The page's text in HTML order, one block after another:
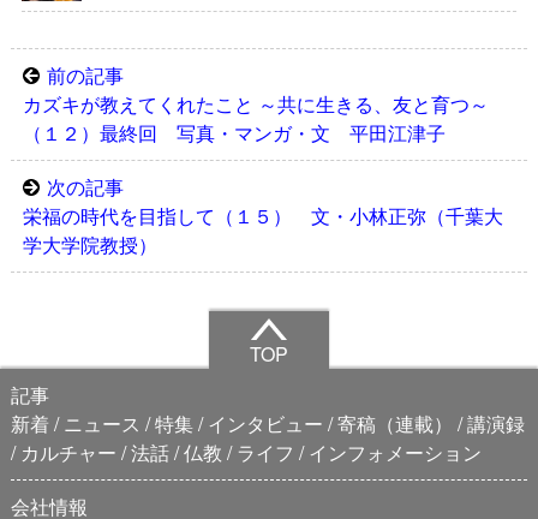
前の記事
カズキが教えてくれたこと ～共に生きる、友と育つ～
（１２）最終回 写真・マンガ・文 平田江津子
次の記事
栄福の時代を目指して（１５） 文・小林正弥（千葉大
学大学院教授）
TOP
記事
新着
ニュース 特集 インタビュー 寄稿（連載）
講演録
カルチャー 法話 仏教 ライフ
インフォメーション
会社情報